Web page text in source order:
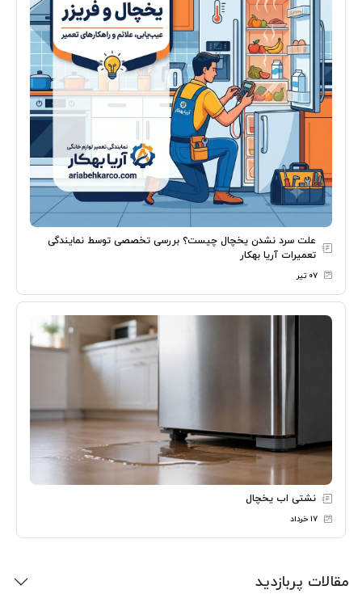
علت سرد نشدن یخچال چیست؟ بررسی تخصصی توسط نمایندگی
تعمیرات آریا بهکار
۰۷ تیر
نشتی اب یخچال
۱۷ خرداد
مقالات پربازدید